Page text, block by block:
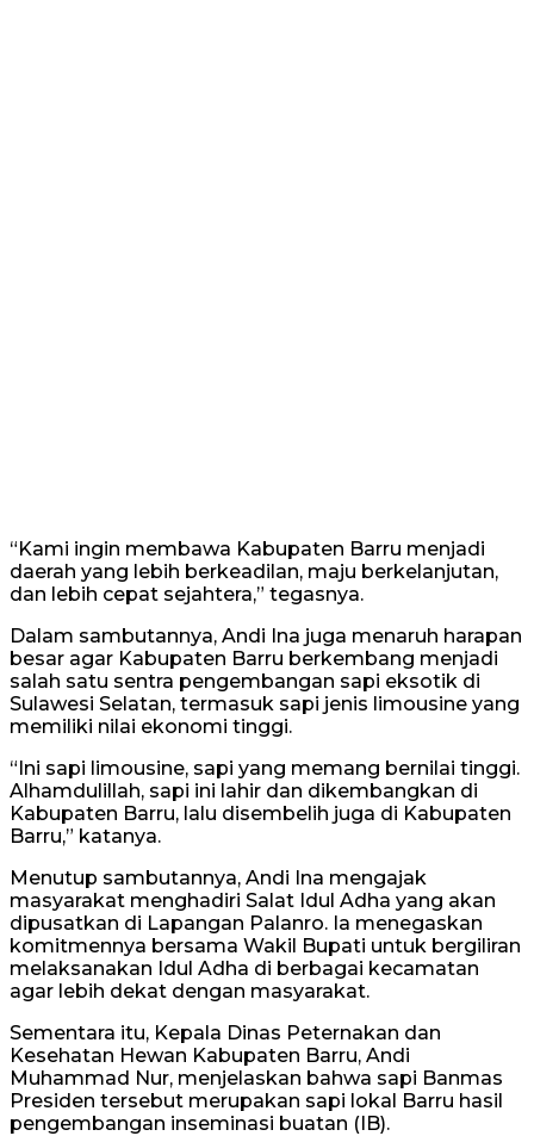
“Kami ingin membawa Kabupaten Barru menjadi
daerah yang lebih berkeadilan, maju berkelanjutan,
dan lebih cepat sejahtera,” tegasnya.
Dalam sambutannya, Andi Ina juga menaruh harapan
besar agar Kabupaten Barru berkembang menjadi
salah satu sentra pengembangan sapi eksotik di
Sulawesi Selatan, termasuk sapi jenis limousine yang
memiliki nilai ekonomi tinggi.
“Ini sapi limousine, sapi yang memang bernilai tinggi.
Alhamdulillah, sapi ini lahir dan dikembangkan di
Kabupaten Barru, lalu disembelih juga di Kabupaten
Barru,” katanya.
Menutup sambutannya, Andi Ina mengajak
masyarakat menghadiri Salat Idul Adha yang akan
dipusatkan di Lapangan Palanro. Ia menegaskan
komitmennya bersama Wakil Bupati untuk bergiliran
melaksanakan Idul Adha di berbagai kecamatan
agar lebih dekat dengan masyarakat.
Sementara itu, Kepala Dinas Peternakan dan
Kesehatan Hewan Kabupaten Barru, Andi
Muhammad Nur, menjelaskan bahwa sapi Banmas
Presiden tersebut merupakan sapi lokal Barru hasil
pengembangan inseminasi buatan (IB).